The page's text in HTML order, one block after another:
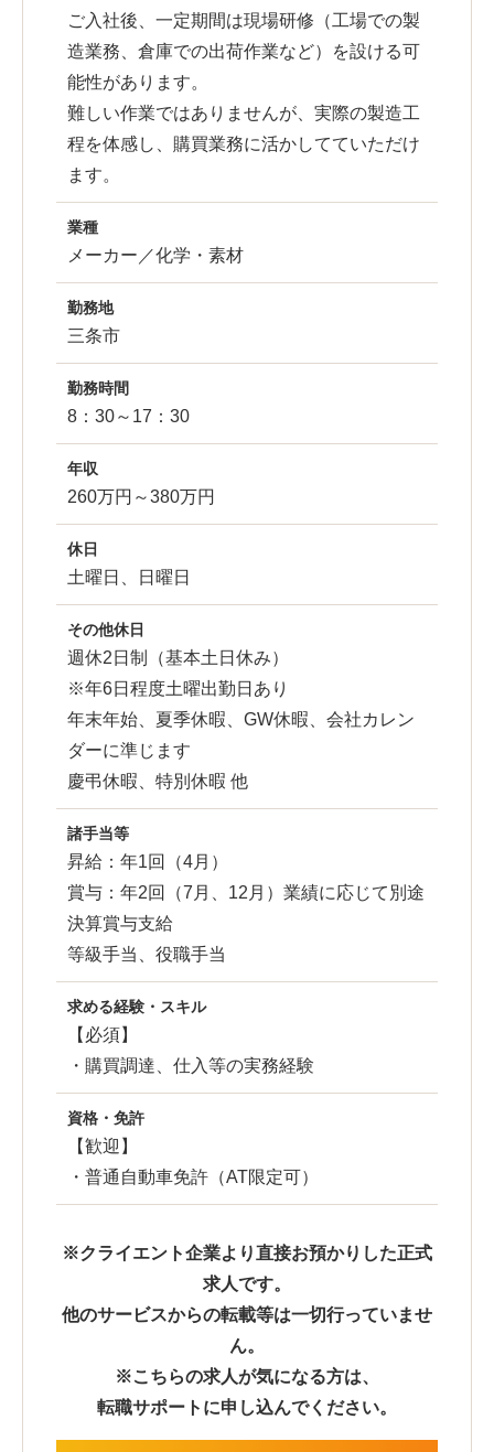
ご入社後、一定期間は現場研修（工場での製
造業務、倉庫での出荷作業など）を設ける可
能性があります。
難しい作業ではありませんが、実際の製造工
程を体感し、購買業務に活かしてていただけ
ます。
業種
メーカー／化学・素材
勤務地
三条市
勤務時間
8：30～17：30
年収
260万円～380万円
休日
土曜日、日曜日
その他休日
週休2日制（基本土日休み）
※年6日程度土曜出勤日あり
年末年始、夏季休暇、GW休暇、会社カレン
ダーに準じます
慶弔休暇、特別休暇 他
諸手当等
昇給：年1回（4月）
賞与：年2回（7月、12月）業績に応じて別途
決算賞与支給
等級手当、役職手当
求める経験・スキル
【必須】
・購買調達、仕入等の実務経験
資格・免許
【歓迎】
・普通自動車免許（AT限定可）
※クライエント企業より直接お預かりした正式
求人です。
他のサービスからの転載等は一切行っていませ
ん。
※こちらの求人が気になる方は、
転職サポートに申し込んでください。